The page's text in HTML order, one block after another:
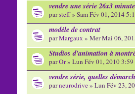
vendre une série 26x3
parsteff» Sam Fév 01, 2014
modèle de contrat
parMargaux » Mer Mai 06,
Studios d'animation à
parOr» Lun Fév 01, 2010 3:59
vendre série, quelles
parneurodrive» Lun Fév 23,